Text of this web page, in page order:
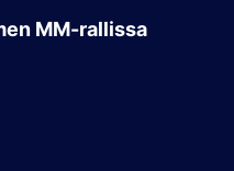
MM-rallissa